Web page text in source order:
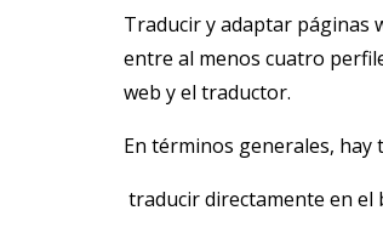
Traducir y adaptar páginas
entre al menos cuatro
web y el traductor.
En términos generales, hay
traducir directamente en el